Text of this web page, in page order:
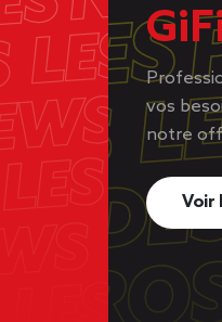
vos
notre
Voir